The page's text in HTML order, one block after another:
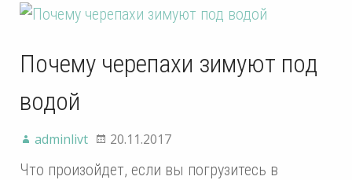
Почему черепахи зимуют под
водой
adminlivt 20.11.2017
Что произойдет, если вы погрузитесь в